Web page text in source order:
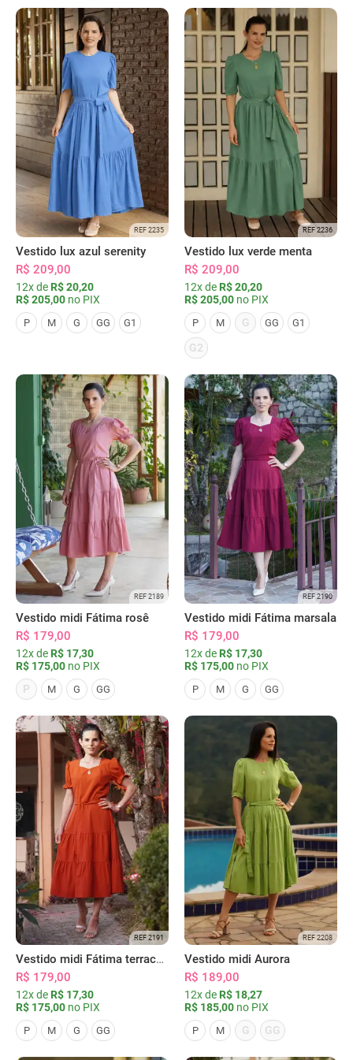
REF 2235
Vestido lux azul serenity
R$ 209,00
12x de R$ 20,20
R$ 205,00 no PIX
P M G GG G1
REF 2236
Vestido lux verde menta
R$ 209,00
12x de R$ 20,20
R$ 205,00 no PIX
P M G GG G1
G2
REF 2189
Vestido midi Fátima rosê
R$ 179,00
12x de R$ 17,30
R$ 175,00 no PIX
P
M G GG
REF 2190
Vestido midi Fátima marsala
R$ 179,00
12x de R$ 17,30
R$ 175,00 no PIX
P M G GG
REF 2191
Vestido midi Fátima terracota
R$ 179,00
12x de R$ 17,30
R$ 175,00 no PIX
P M G GG
REF 2208
Vestido midi Aurora
R$ 189,00
12x de R$ 18,27
R$ 185,00 no PIX
P M G GG